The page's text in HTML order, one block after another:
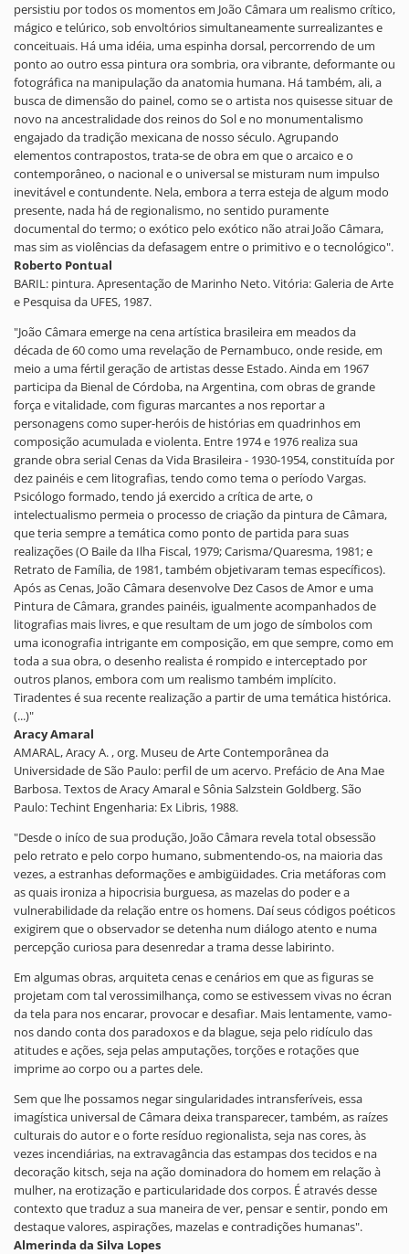
persistiu por todos os momentos em João Câmara um realismo crítico,
mágico e telúrico, sob envoltórios simultaneamente surrealizantes e
conceituais. Há uma idéia, uma espinha dorsal, percorrendo de um
ponto ao outro essa pintura ora sombria, ora vibrante, deformante ou
fotográfica na manipulação da anatomia humana. Há também, ali, a
busca de dimensão do painel, como se o artista nos quisesse situar de
novo na ancestralidade dos reinos do Sol e no monumentalismo
engajado da tradição mexicana de nosso século. Agrupando
elementos contrapostos, trata-se de obra em que o arcaico e o
contemporâneo, o nacional e o universal se misturam num impulso
inevitável e contundente. Nela, embora a terra esteja de algum modo
presente, nada há de regionalismo, no sentido puramente
documental do termo; o exótico pelo exótico não atrai João Câmara,
mas sim as violências da defasagem entre o primitivo e o tecnológico".
Roberto Pontual
BARIL: pintura. Apresentação de Marinho Neto. Vitória: Galeria de Arte
e Pesquisa da UFES, 1987.
"João Câmara emerge na cena artística brasileira em meados da
década de 60 como uma revelação de Pernambuco, onde reside, em
meio a uma fértil geração de artistas desse Estado. Ainda em 1967
participa da Bienal de Córdoba, na Argentina, com obras de grande
força e vitalidade, com figuras marcantes a nos reportar a
personagens como super-heróis de histórias em quadrinhos em
composição acumulada e violenta. Entre 1974 e 1976 realiza sua
grande obra serial Cenas da Vida Brasileira - 1930-1954, constituída por
dez painéis e cem litografias, tendo como tema o período Vargas.
Psicólogo formado, tendo já exercido a crítica de arte, o
intelectualismo permeia o processo de criação da pintura de Câmara,
que teria sempre a temática como ponto de partida para suas
realizações (O Baile da Ilha Fiscal, 1979; Carisma/Quaresma, 1981; e
Retrato de Família, de 1981, também objetivaram temas específicos).
Após as Cenas, João Câmara desenvolve Dez Casos de Amor e uma
Pintura de Câmara, grandes painéis, igualmente acompanhados de
litografias mais livres, e que resultam de um jogo de símbolos com
uma iconografia intrigante em composição, em que sempre, como em
toda a sua obra, o desenho realista é rompido e interceptado por
outros planos, embora com um realismo também implícito.
Tiradentes é sua recente realização a partir de uma temática histórica.
(...)"
Aracy Amaral
AMARAL, Aracy A. , org. Museu de Arte Contemporânea da
Universidade de São Paulo: perfil de um acervo. Prefácio de Ana Mae
Barbosa. Textos de Aracy Amaral e Sônia Salzstein Goldberg. São
Paulo: Techint Engenharia: Ex Libris, 1988.
"Desde o iníco de sua produção, João Câmara revela total obsessão
pelo retrato e pelo corpo humano, submentendo-os, na maioria das
vezes, a estranhas deformações e ambigüidades. Cria metáforas com
as quais ironiza a hipocrisia burguesa, as mazelas do poder e a
vulnerabilidade da relação entre os homens. Daí seus códigos poéticos
exigirem que o observador se detenha num diálogo atento e numa
percepção curiosa para desenredar a trama desse labirinto.
Em algumas obras, arquiteta cenas e cenários em que as figuras se
projetam com tal verossimilhança, como se estivessem vivas no écran
da tela para nos encarar, provocar e desafiar. Mais lentamente, vamo-
nos dando conta dos paradoxos e da blague, seja pelo ridículo das
atitudes e ações, seja pelas amputações, torções e rotações que
imprime ao corpo ou a partes dele.
Sem que lhe possamos negar singularidades intransferíveis, essa
imagística universal de Câmara deixa transparecer, também, as raízes
culturais do autor e o forte resíduo regionalista, seja nas cores, às
vezes incendiárias, na extravagância das estampas dos tecidos e na
decoração kitsch, seja na ação dominadora do homem em relação à
mulher, na erotização e particularidade dos corpos. É através desse
contexto que traduz a sua maneira de ver, pensar e sentir, pondo em
destaque valores, aspirações, mazelas e contradições humanas".
Almerinda da Silva Lopes